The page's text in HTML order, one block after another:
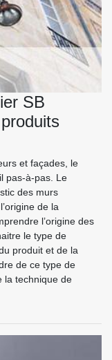
SB
et façades, le
pas-à-pas. Le
des murs
de la
l’origine des
le type de
produit et de la
de ce type de
la technique de